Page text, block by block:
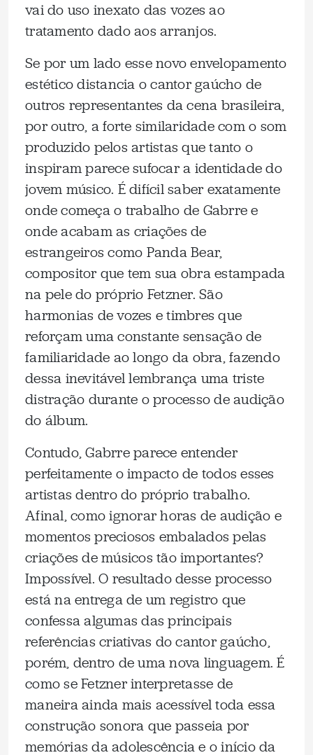
vai do uso inexato das vozes ao
tratamento dado aos arranjos.
Se por um lado esse novo envelopamento
estético distancia o cantor gaúcho de
outros representantes da cena brasileira,
por outro, a forte similaridade com o som
produzido pelos artistas que tanto o
inspiram parece sufocar a identidade do
jovem músico. É difícil saber exatamente
onde começa o trabalho de Gabrre e
onde acabam as criações de
estrangeiros como Panda Bear,
compositor que tem sua obra estampada
na pele do próprio Fetzner. São
harmonias de vozes e timbres que
reforçam uma constante sensação de
familiaridade ao longo da obra, fazendo
dessa inevitável lembrança uma triste
distração durante o processo de audição
do álbum.
Contudo, Gabrre parece entender
perfeitamente o impacto de todos esses
artistas dentro do próprio trabalho.
Afinal, como ignorar horas de audição e
momentos preciosos embalados pelas
criações de músicos tão importantes?
Impossível. O resultado desse processo
está na entrega de um registro que
confessa algumas das principais
referências criativas do cantor gaúcho,
porém, dentro de uma nova linguagem. É
como se Fetzner interpretasse de
maneira ainda mais acessível toda essa
construção sonora que passeia por
memórias da adolescência e o início da